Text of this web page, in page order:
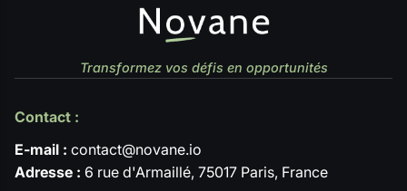
Transformez vos défis en opportunités
Contact :
E-mail : contact@novane.io
Adresse : 6 rue d'Armaillé, 75017 Paris, France